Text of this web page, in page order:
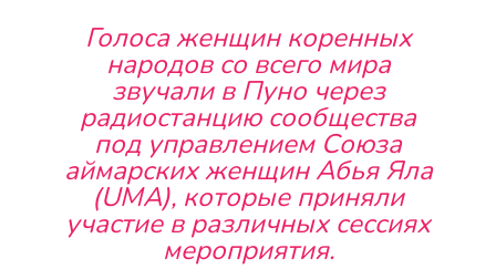
Голоса женщин коренных
народов со всего мира
звучали в Пуно через
радиостанцию сообщества
под управлением Союза
аймарских женщин Абья Яла
(UMA), которые приняли
участие в различных сессиях
мероприятия.